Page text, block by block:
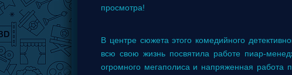
просмотра!
В центре сюжета этого комедийного
всю свою жизнь посвятила работе пиар-
огромного мегаполиса и напряженная работа